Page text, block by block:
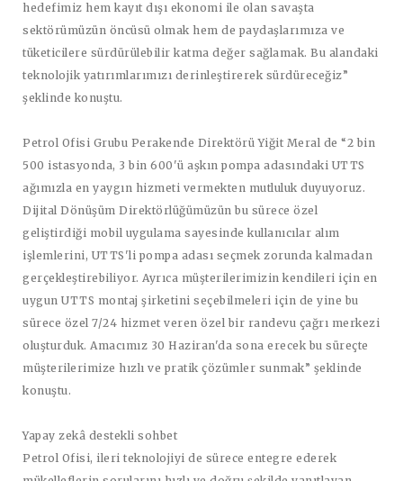
hedefimiz hem kayıt dışı ekonomi ile olan savaşta
sektörümüzün öncüsü olmak hem de paydaşlarımıza ve
tüketicilere sürdürülebilir katma değer sağlamak. Bu alandaki
teknolojik yatırımlarımızı derinleştirerek sürdüreceğiz”
şeklinde konuştu.
Petrol Ofisi Grubu Perakende Direktörü Yiğit Meral de “2 bin
500 istasyonda, 3 bin 600'ü aşkın pompa adasındaki UTTS
ağımızla en yaygın hizmeti vermekten mutluluk duyuyoruz.
Dijital Dönüşüm Direktörlüğümüzün bu sürece özel
geliştirdiği mobil uygulama sayesinde kullanıcılar alım
işlemlerini, UTTS'li pompa adası seçmek zorunda kalmadan
gerçekleştirebiliyor. Ayrıca müşterilerimizin kendileri için en
uygun UTTS montaj şirketini seçebilmeleri için de yine bu
sürece özel 7/24 hizmet veren özel bir randevu çağrı merkezi
oluşturduk. Amacımız 30 Haziran'da sona erecek bu süreçte
müşterilerimize hızlı ve pratik çözümler sunmak” şeklinde
konuştu.
Yapay zekâ destekli sohbet
Petrol Ofisi, ileri teknolojiyi de sürece entegre ederek